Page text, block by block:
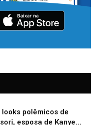
polêmicos de
esposa de Kanye